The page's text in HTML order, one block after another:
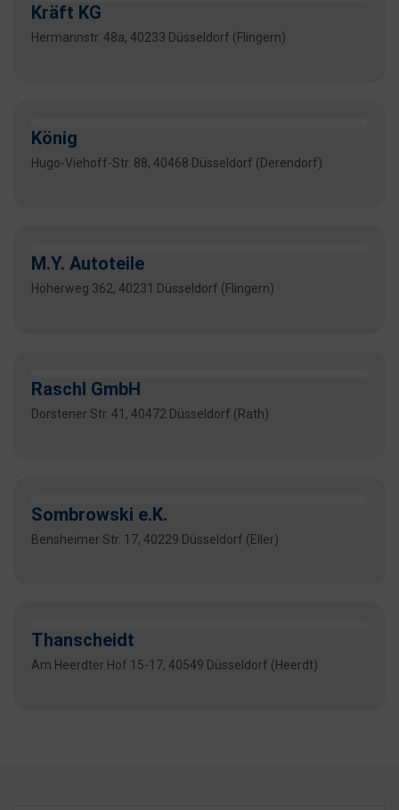
Kräft KG
Hermannstr. 48a, 40233 Düsseldorf (Flingern)
König
Hugo-Viehoff-Str. 88, 40468 Düsseldorf (Derendorf)
M.Y. Autoteile
Höherweg 362, 40231 Düsseldorf (Flingern)
Raschl GmbH
Dorstener Str. 41, 40472 Düsseldorf (Rath)
Sombrowski e.K.
Bensheimer Str. 17, 40229 Düsseldorf (Eller)
Thanscheidt
Am Heerdter Hof 15-17, 40549 Düsseldorf (Heerdt)